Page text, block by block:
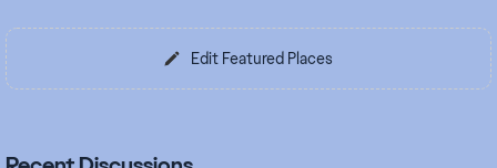
Edit Featured Places